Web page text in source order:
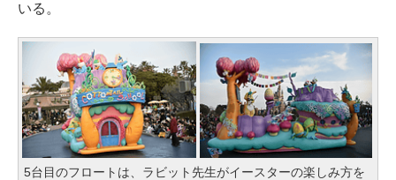
いる。
5台目のフロートは、ラビット先生がイースターの楽しみ方を